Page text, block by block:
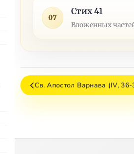
07
Стих 41
Вложенных
Св. Апостол Варнава (IV, 36-